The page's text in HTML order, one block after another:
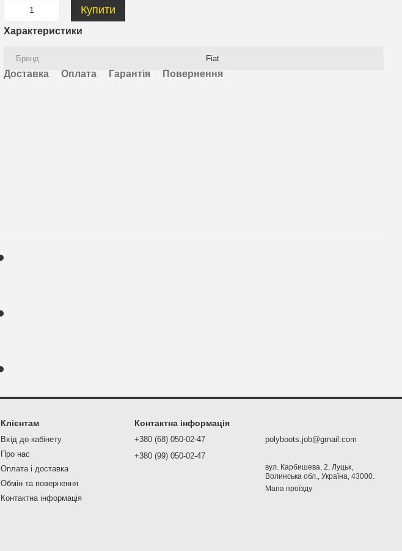
Купити
Характеристики
Бренд Fiat
Доставка Оплата Гарантія Повернення
Клієнтам
Вхід до кабінету
Про нас
Оплата і доставка
Обмін та повернення
Контактна інформація
Контактна інформація
+380 (68) 050-02-47
+380 (99) 050-02-47
polyboots.job@gmail.com
вул. Карбишева, 2, Луцьк,
Волинська обл., Україна, 43000.
Мапа проїзду